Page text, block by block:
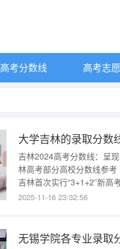
高考分数线 高考志愿
大学吉林的录取分数
吉林2024高考分数线：呈
林高考部分高校分数线参
吉林首次实行“3+1+2”新高
要求。以下为吉林大学、东
2025-11-16 23:32:56